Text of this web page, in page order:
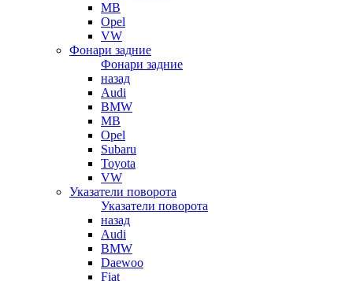
MB
Opel
VW
Фонари задние
Фонари задние
назад
Audi
BMW
MB
Opel
Subaru
Toyota
VW
Указатели поворота
Указатели поворота
назад
Audi
BMW
Daewoo
Fiat